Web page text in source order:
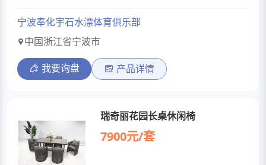
宁波奉化宇石水漂体育俱乐部
中国浙江省宁波市
我要询盘 产品详情
瑞奇丽花园长桌休闲椅
7900元/套